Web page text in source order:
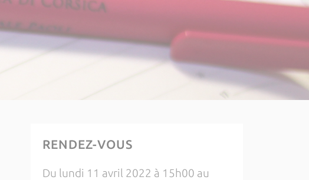
RENDEZ-VOUS
Du lundi 11 avril 2022 à 15h00 au